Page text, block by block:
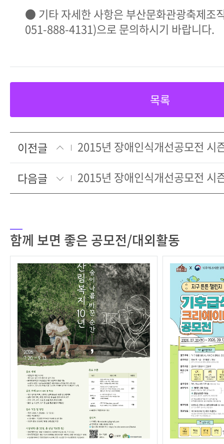
● 기타 자세한 사항은 부산문화관광축제조
051-888-4131)으로 문의하시기 바랍니다.
목록
이전글
2015년 장애인식개선공모전 시
다음글
2015년 장애인식개선공모전 시
함께 보면 좋은 공모전/대외활동